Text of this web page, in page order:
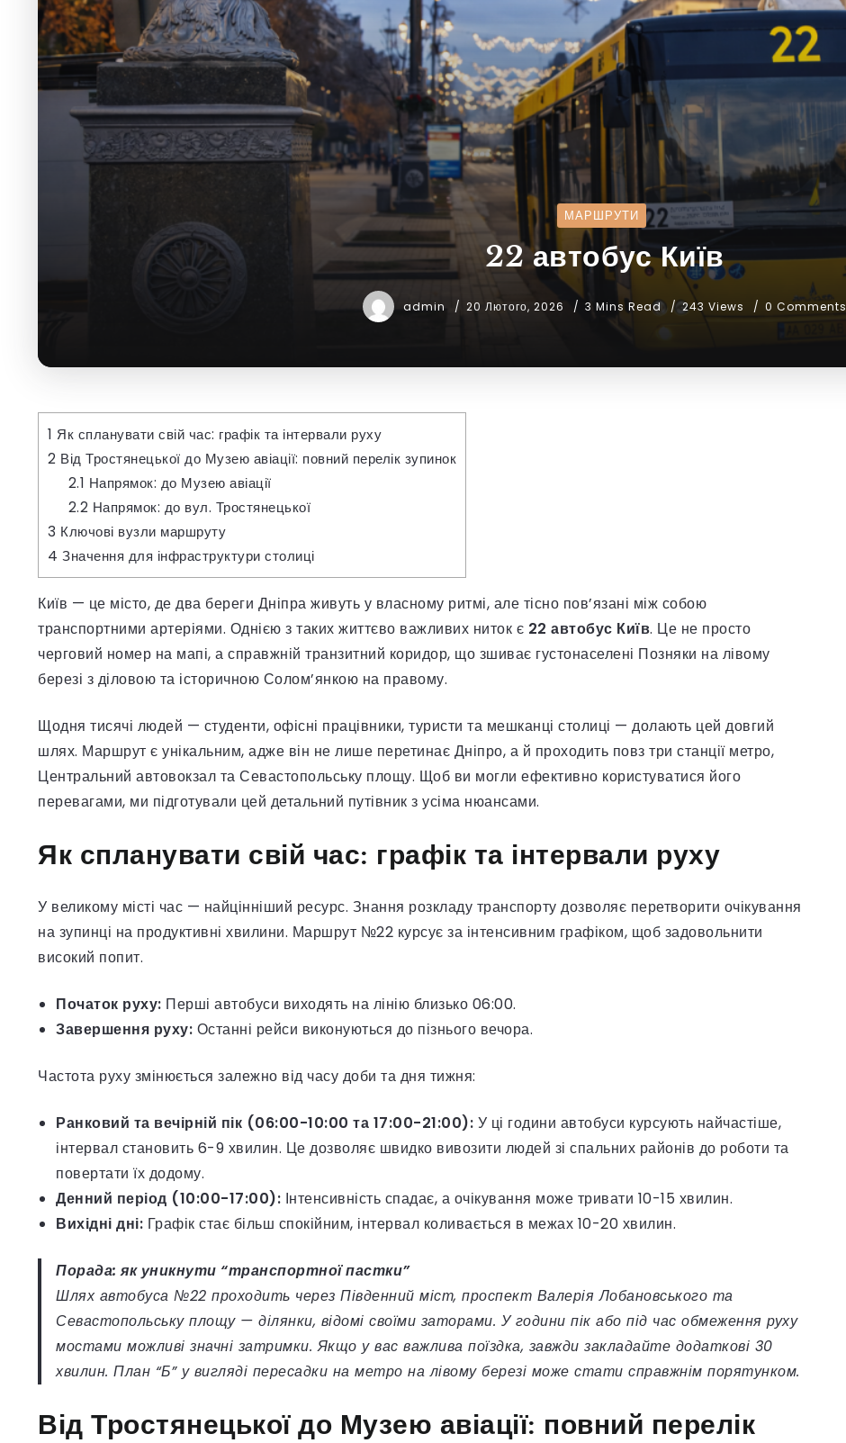
МАРШРУТИ
22 автобус Київ
admin 20 Лютого, 2026 3 Mins Read 243 Views 0 Comments
1 Як спланувати свій час: графік та інтервали руху
2 Від Тростянецької до Музею авіації: повний перелік зупинок
2.1 Напрямок: до Музею авіації
2.2 Напрямок: до вул. Тростянецької
3 Ключові вузли маршруту
4 Значення для інфраструктури столиці
Київ — це місто, де два береги Дніпра живуть у власному ритмі, але тісно пов’язані між собою
транспортними артеріями. Однією з таких життєво важливих ниток є 22 автобус Київ. Це не просто
черговий номер на мапі, а справжній транзитний коридор, що зшиває густонаселені Позняки на лівому
березі з діловою та історичною Солом’янкою на правому.
Щодня тисячі людей — студенти, офісні працівники, туристи та мешканці столиці — долають цей довгий
шлях. Маршрут є унікальним, адже він не лише перетинає Дніпро, а й проходить повз три станції метро,
Центральний автовокзал та Севастопольську площу. Щоб ви могли ефективно користуватися його
перевагами, ми підготували цей детальний путівник з усіма нюансами.
Як спланувати свій час: графік та інтервали руху
У великому місті час — найцінніший ресурс. Знання розкладу транспорту дозволяє перетворити очікування
на зупинці на продуктивні хвилини. Маршрут №22 курсує за інтенсивним графіком, щоб задовольнити
високий попит.
Початок руху: Перші автобуси виходять на лінію близько 06:00.
Завершення руху: Останні рейси виконуються до пізнього вечора.
Частота руху змінюється залежно від часу доби та дня тижня:
Ранковий та вечірній пік (06:00-10:00 та 17:00-21:00): У ці години автобуси курсують найчастіше,
інтервал становить 6-9 хвилин. Це дозволяє швидко вивозити людей зі спальних районів до роботи та
повертати їх додому.
Денний період (10:00-17:00): Інтенсивність спадає, а очікування може тривати 10-15 хвилин.
Вихідні дні: Графік стає більш спокійним, інтервал коливається в межах 10-20 хвилин.
Порада: як уникнути “транспортної пастки”
Шлях автобуса №22 проходить через Південний міст, проспект Валерія Лобановського та
Севастопольську площу — ділянки, відомі своїми заторами. У години пік або під час обмеження руху
мостами можливі значні затримки. Якщо у вас важлива поїздка, завжди закладайте додаткові 30
хвилин. План “Б” у вигляді пересадки на метро на лівому березі може стати справжнім порятунком.
Від Тростянецької до Музею авіації: повний перелік